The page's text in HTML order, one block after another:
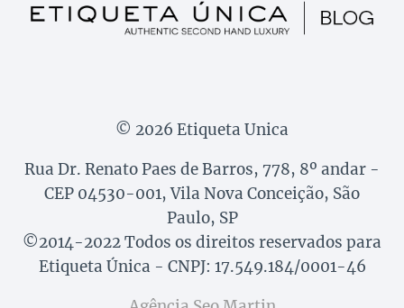
© 2026 Etiqueta Unica
Rua Dr. Renato Paes de Barros, 778, 8º andar -
CEP 04530-001, Vila Nova Conceição, São
Paulo, SP
©2014-2022 Todos os direitos reservados para
Etiqueta Única - CNPJ: 17.549.184/0001-46